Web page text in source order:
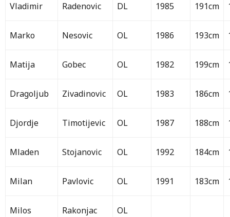
Vladimir Radenovic DL 1985 191cm
Marko Nesovic OL 1986 193cm
Matija Gobec OL 1982 199cm
Dragoljub Zivadinovic OL 1983 186cm
Djordje Timotijevic OL 1987 188cm
Mladen Stojanovic OL 1992 184cm
Milan Pavlovic OL 1991 183cm
Milos Rakonjac OL